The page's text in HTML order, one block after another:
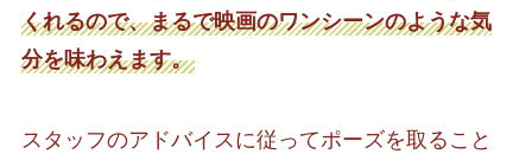
くれるので、まるで映画のワンシーンのような気
分を味わえます。
スタッフのアドバイスに従ってポーズを取ること